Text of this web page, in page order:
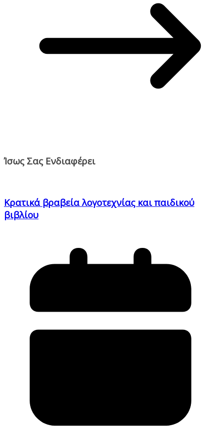
Ίσως Σας Ενδιαφέρει
Κρατικά βραβεία λογοτεχνίας και παιδικού
βιβλίου